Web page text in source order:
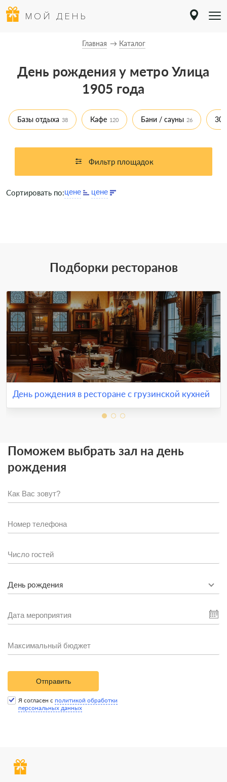
МОЙ ДЕНЬ
Главная Каталог
День рождения у метро Улица
1905 года
Базы отдыха 38 Кафе 120 Бани / сауны 26 30
Фильтр площадок
Сортировать по:
Подборки ресторанов
День рождения в ресторане с грузинской кухней
Поможем выбрать зал на день
рождения
День рождения
Отправить
Я согласен с политикой обработки
персональных данных